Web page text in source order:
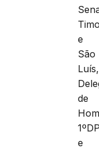
e
São
Luís,
de
e